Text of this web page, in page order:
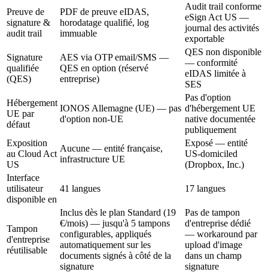
Preuve de
signature &
audit trail
PDF de preuve eIDAS,
horodatage qualifié, log
immuable
Audit trail conforme
eSign Act US —
journal des activités
exportable
Signature
qualifiée
(QES)
AES via OTP email/SMS —
QES en option (réservé
entreprise)
QES non disponible
— conformité
eIDAS limitée à
SES
Hébergement
UE par
défaut
IONOS Allemagne (UE) — pas
d'option non-UE
Pas d'option
d'hébergement UE
native documentée
publiquement
Exposition
au Cloud Act
US
Aucune — entité française,
infrastructure UE
Exposé — entité
US-domiciled
(Dropbox, Inc.)
Interface
utilisateur
disponible en
41 langues 17 langues
Tampon
d'entreprise
réutilisable
Inclus dès le plan Standard (19
€/mois) — jusqu'à 5 tampons
configurables, appliqués
automatiquement sur les
documents signés à côté de la
signature
Pas de tampon
d'entreprise dédié
— workaround par
upload d'image
dans un champ
signature